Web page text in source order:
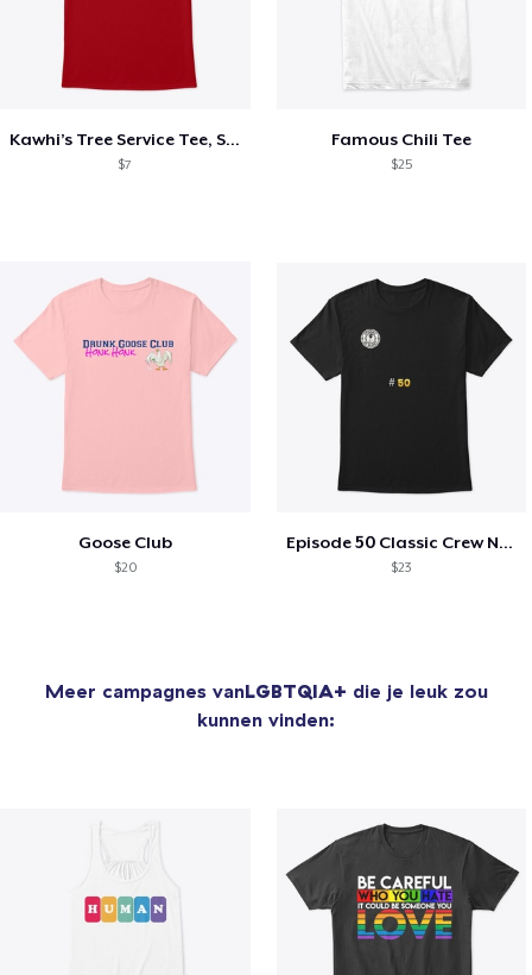
Kawhi’s Tree Service Tee, Shirts, Mug
$7
Famous Chili Tee
$25
Goose Club
$20
Episode 50 Classic Crew Neck T-Shirt
$23
Meer campagnes vanLGBTQIA+ die je leuk zou
kunnen vinden: